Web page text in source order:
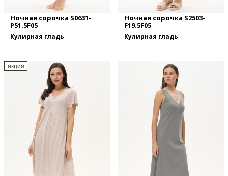
Ночная сорочка S0631-
P51.5F05
Кулирная гладь
Ночная сорочка S2503-
F19.5F05
Кулирная гладь
акция